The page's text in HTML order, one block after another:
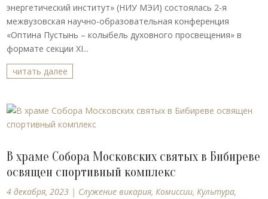
энергетический институт» (НИУ МЭИ) состоялась 2-я
межвузовская научно-образовательная конференция
«Оптина Пустынь – колыбель духовного просвещения» в
формате секции XI...
читать далее
В храме Собора Московских святых в Бибиреве
освящен спортивный комплекс
4 декабря, 2023 | Cлужение викария,Комиссии,Культура,